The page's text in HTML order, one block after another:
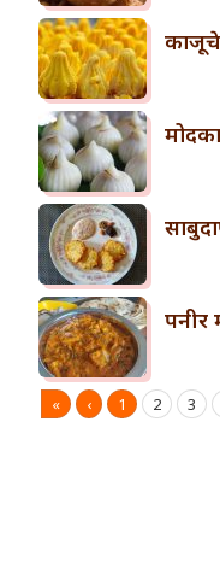
पनीर
« ‹ 1 2 3